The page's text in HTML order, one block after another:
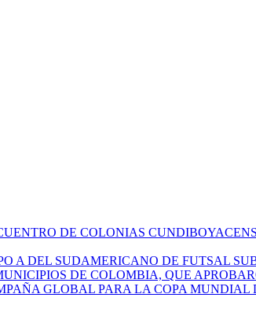
DE COLONIAS
A DEL SUDAMERICANO DE FUTSAL
DE COLOMBIA, QUE
GLOBAL PARA LA COPA